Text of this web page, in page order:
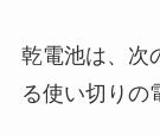
乾電池は、次
る使い切りの